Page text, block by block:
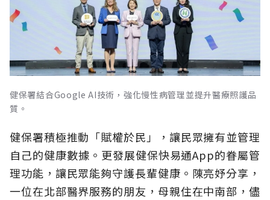
健保署結合Google AI技術，強化慢性病管理並提升醫療照護品
質。
健保署積極推動「賦權於民」，讓民眾擁有並管理
自己的健康數據。更發展健保快易通App的眷屬管
理功能，讓民眾能夠守護長輩健康。陳亮妤分享，
一位在北部醫界服務的朋友，母親住在中南部，儘